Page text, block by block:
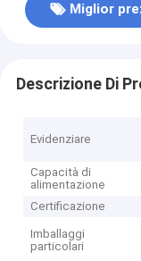
Miglior
Descrizione Di
Evidenziare
Capacità di
alimentazione
Certificazione
Imballaggi
particolari